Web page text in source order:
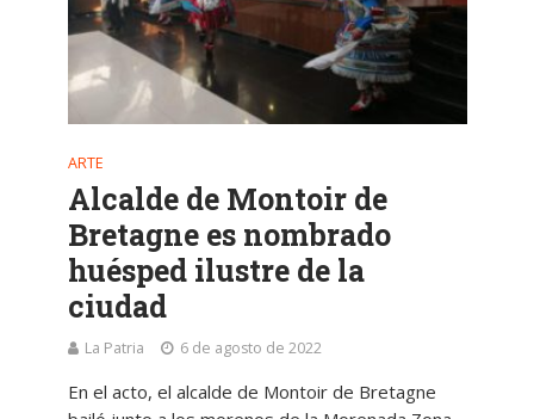
ARTE
Alcalde de Montoir de
Bretagne es nombrado
huésped ilustre de la
ciudad
La Patria 6 de agosto de 2022
En el acto, el alcalde de Montoir de Bretagne